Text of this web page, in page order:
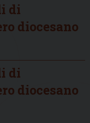
di
diocesano
di
diocesano